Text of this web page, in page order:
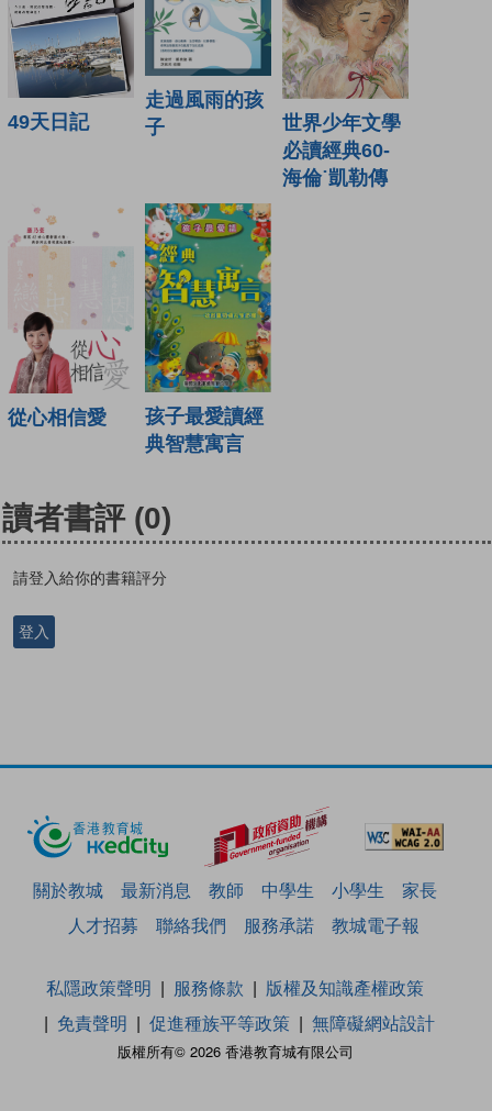
49天日記
走過風雨的孩
子
世界少年文學
必讀經典60-
海倫˙凱勒傳
從心相信愛
孩子最愛讀經
典智慧寓言
讀者書評 (0)
請登入給你的書籍評分
登入
關於教城 最新消息 教師 中學生 小學生
家長
人才招募
聯絡我們 服務承諾 教城電子報
版權所有© 2026 香港教育城有限公司
私隱政策聲明 服務條款
版權及知識產權政策
免責聲明
促進種族平等政策 無障礙網站設計